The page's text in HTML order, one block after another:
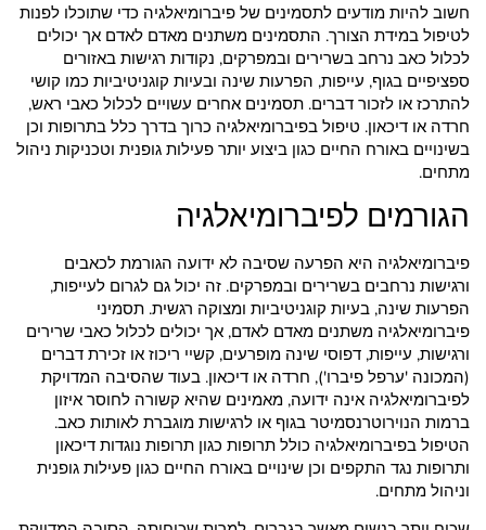
חשוב להיות מודעים לתסמינים של פיברומיאלגיה כדי שתוכלו לפנות
לטיפול במידת הצורך. התסמינים משתנים מאדם לאדם אך יכולים
לכלול כאב נרחב בשרירים ובמפרקים, נקודות רגישות באזורים
ספציפיים בגוף, עייפות, הפרעות שינה ובעיות קוגניטיביות כמו קושי
להתרכז או לזכור דברים. תסמינים אחרים עשויים לכלול כאבי ראש,
חרדה או דיכאון. טיפול בפיברומיאלגיה כרוך בדרך כלל בתרופות וכן
בשינויים באורח החיים כגון ביצוע יותר פעילות גופנית וטכניקות ניהול
מתחים.
הגורמים לפיברומיאלגיה
פיברומיאלגיה היא הפרעה שסיבה לא ידועה הגורמת לכאבים
ורגישות נרחבים בשרירים ובמפרקים. זה יכול גם לגרום לעייפות,
הפרעות שינה, בעיות קוגניטיביות ומצוקה רגשית. תסמיני
פיברומיאלגיה משתנים מאדם לאדם, אך יכולים לכלול כאבי שרירים
ורגישות, עייפות, דפוסי שינה מופרעים, קשיי ריכוז או זכירת דברים
(המכונה 'ערפל פיברו'), חרדה או דיכאון. בעוד שהסיבה המדויקת
לפיברומיאלגיה אינה ידועה, מאמינים שהיא קשורה לחוסר איזון
ברמות הנוירוטרנסמיטר בגוף או לרגישות מוגברת לאותות כאב.
הטיפול בפיברומיאלגיה כולל תרופות כגון תרופות נוגדות דיכאון
ותרופות נגד התקפים וכן שינויים באורח החיים כגון פעילות גופנית
וניהול מתחים.